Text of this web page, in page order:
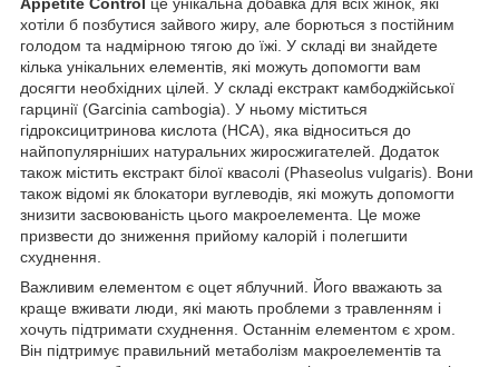
хотіли б позбутися зайвого жиру, але борються з постійним
голодом та надмірною тягою до їжі. У складі ви знайдете
кілька унікальних елементів, які можуть допомогти вам
досягти необхідних цілей. У складі екстракт камбоджійської
гарцинії (Garcinia cambogia). У ньому міститься
гідроксицитринова кислота (HCA), яка відноситься до
найпопулярніших натуральних жиросжигателей. Додаток
також містить екстракт білої квасолі (Phaseolus vulgaris). Вони
також відомі як блокатори вуглеводів, які можуть допомогти
знизити засвоюваність цього макроелемента. Це може
призвести до зниження прийому калорій і полегшити
схуднення.
Важливим елементом є оцет яблучний. Його вважають за
краще вживати люди, які мають проблеми з травленням і
хочуть підтримати схуднення. Останнім елементом є хром.
Він підтримує правильний метаболізм макроелементів та